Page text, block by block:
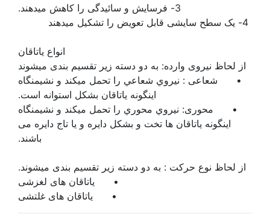
3- فرسایش و سائیدگی را کاهش میدهند.
4- یک سطح سایشی قابل تعویض را تشکیل میدهند
انواع یاتاقان
از لحاظ نیروی وارده: به دو دسته زیر تقسیم بندی میشوند
•
شعاعی : نيروي شعاعي را تحمل ميكند و نشیمنگاه
اینگونه یاتاقان بشکل استوانه است.
•
محوری: نيروي محوري را تحمل ميكند و نشیمنگاه
اینگونه یاتاقان ها تخت و بشکل دایره و یا تاج دایره می
باشند.
از لحاظ نوع حرکت : به دو دسته زیر تقسیم بندی میشوند.
•
یاتاقان های لغزشی
•
یاتاقان های غلتشی